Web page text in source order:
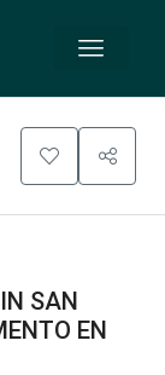
SAN
EN